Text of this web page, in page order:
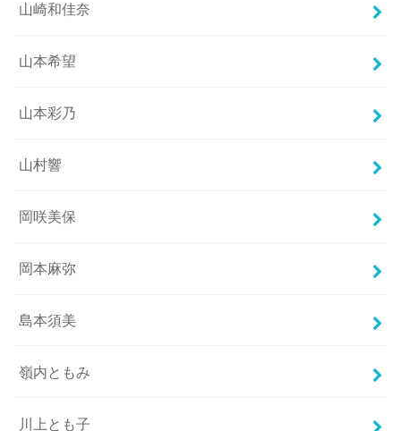
山崎和佳奈
山本希望
山本彩乃
山村響
岡咲美保
岡本麻弥
島本須美
嶺内ともみ
川上とも子